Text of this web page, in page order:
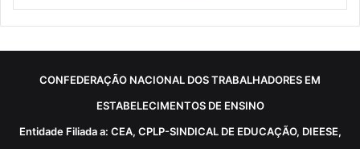
CONFEDERAÇÃO NACIONAL DOS TRABALHADORES EM
ESTABELECIMENTOS DE ENSINO
Entidade Filiada a: CEA, CPLP-SINDICAL DE EDUCAÇÃO, DIEESE,